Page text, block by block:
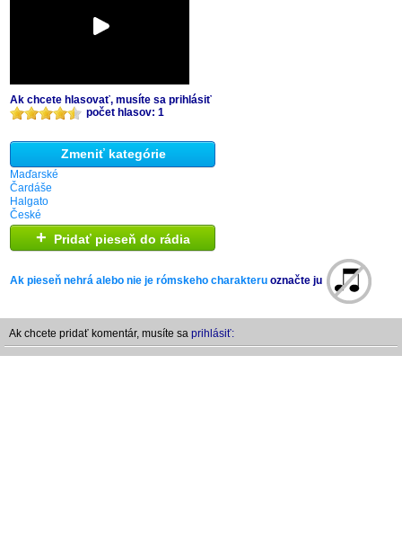
Ak chcete hlasovať, musíte sa prihlásiť
počet hlasov: 1
Zmeniť kategórie
Maďarské
Čardáše
Halgato
České
+ Pridať pieseň do rádia
Ak pieseň nehrá alebo nie je rómskeho charakteru označte ju
Ak chcete pridať komentár, musíte sa prihlásiť: